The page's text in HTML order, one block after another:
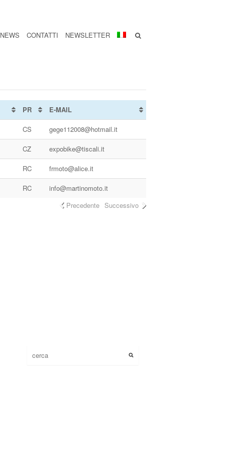
NEWS CONTATTI NEWSLETTER
PR E-MAIL
CS gege112008@hotmail.it
CZ expobike@tiscali.it
RC frmoto@alice.it
RC
info@martinomoto.it
Precedente Successivo